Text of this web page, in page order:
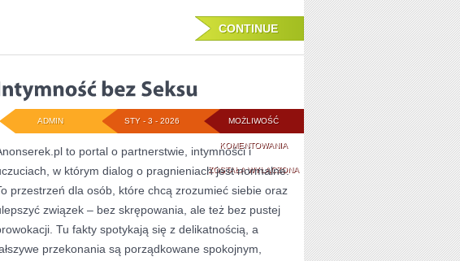
CONTINUE
MOŻLIWOŚĆ
KOMENTOWANIAINTYMNOŚĆ
BEZ
SEKSU
ZOSTAŁA WYŁĄCZONA
STY - 3 - 2026
ADMIN
to portal o partnerstwie, intymności i
w którym dialog o pragnieniach jest normalne.
przestrzeń dla osób, które chcą zrozumieć siebie oraz
związek – bez skrępowania, ale też bez pustej
Tu fakty spotykają się z delikatnością, a
przekonania są porządkowane spokojnym,